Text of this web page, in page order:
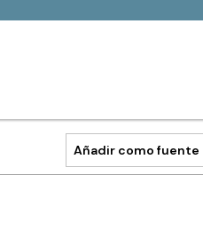
Añadir como fuente